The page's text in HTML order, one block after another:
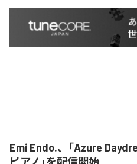
Emi Endo.、「Azure
ピアノ」を配信開始